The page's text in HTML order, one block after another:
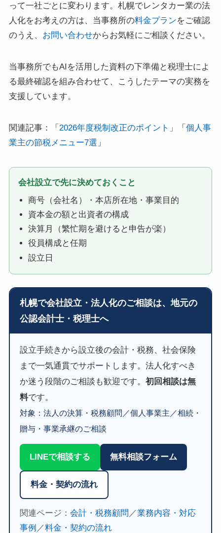
って一社ごとに変わります。札幌でレンタカー業の法
人化をお考えの方は、当事務所の料金プランをご確認
のうえ、 お問い合わせからお気軽にご相談ください。
当事務所でもAIを活用した資料の下準備と税理士によ
る最終確認を組み合わせて、こうしたテーマの実務を
支援しています。
関連記事：「 2026年度税制改正のポイント 」「 個人事
業主の節税メニュー7選 」
会社設立で先に決めておくこと
商号（会社名）・本店所在地・事業目的
資本金の額と出資者の構成
決算月（繁忙期を避けると申告が楽）
役員構成と任期
設立日
札幌で会社設立・法人化のご相談は、地元の
公認会計士・税理士へ
設立手続きから設立後の会計・税務、社会保険
まで一気通貫でサポートします。法人化すべき
か迷う段階のご相談も歓迎です。 初回相談は無
料です。
対象：法人の決算・税務顧問／個人事業主／相続・
贈与・事業承継のご相談
LINEで相談する 無料相談フォーム
料金・契約の流れ
関連ページ： 会計・税務顧問 ／業務内容・対応
事例 ／料金・契約の流れ